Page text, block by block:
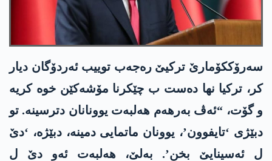
سەرۆککۆمارێ ترکیێ رەجەب توییب ئەردۆگان دیار
کر، ترکیا نھا دەست ب چێکرنا مۆشەکێن خوە کریە
و گۆت، “ئەڤ بەرھەم ھەلبەت یوونانان دترسینە. تو
دبێژی ‘تایفوون’، یوونان ماتمایی دمینە، دبێژە، ‘دێ
ل ئەسینایێ بخن’. بەلێ، ھەلبەت ئەو دێ ل